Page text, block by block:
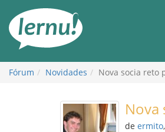
conteúdo
Fórum Novidades Nova socia reto
Nova
de ermito